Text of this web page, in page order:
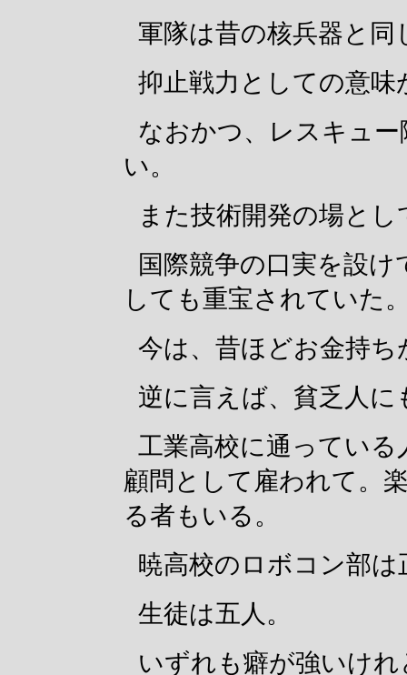
軍隊は昔の核兵器と同
抑止戦力としての意味
なおかつ、レスキュ
い。
また技術開発の場とし
国際競争の口実を設
しても重宝されていた
今は、昔ほどお金持
逆に言えば、貧乏人
工業高校に通っている
顧問として雇われて。
る者もいる。
暁高校のロボコン部
生徒は五人。
いずれも癖が強いけれ